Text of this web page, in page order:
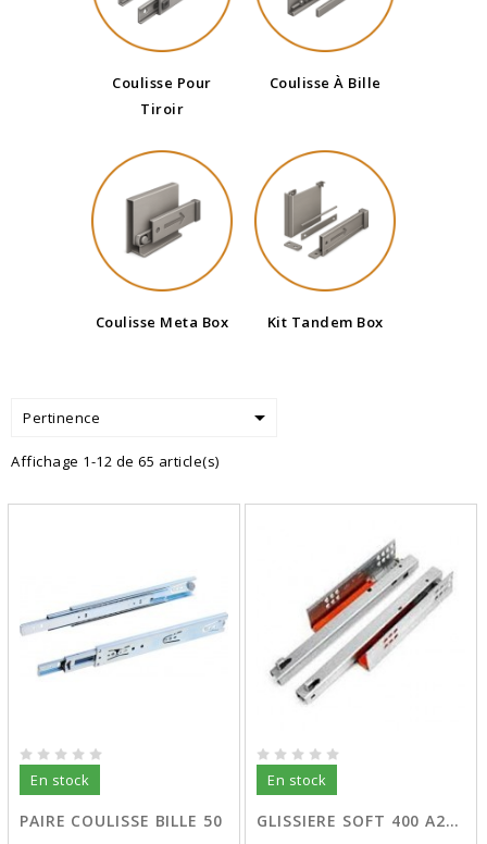
Coulisse Pour
Tiroir
Coulisse À Bille
Coulisse Meta Box Kit Tandem Box
Pertinence 
Affichage 1-12 de 65 article(s)
En stock
PAIRE COULISSE BILLE 50
En stock
GLISSIERE SOFT 400 A22-G10 DTC